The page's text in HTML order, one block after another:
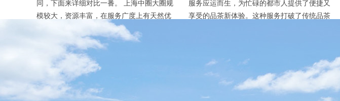
同，下面来详细对比一番。 上海中圈大圈规
模较大，资源丰富，在服务广度上有天然优
势。它能为客户提供一站式的综合服务，从项
目策划到执行落地，各个环节都能覆盖。例
如，某大型企业需要进行市场推广活动，中圈
大圈可以调动多方资源，从广告设计、媒体投
放、活动组织等方面全方位推进，确保项目顺
利开...
服务应运而生，为忙碌的都市人提供了便捷又
享受的品茶新体验。这种服务打破了传统品茶
端外卖自带工作室品茶服务的优势显著。首
先，工作室的茶叶品质有保障。这些工作室通